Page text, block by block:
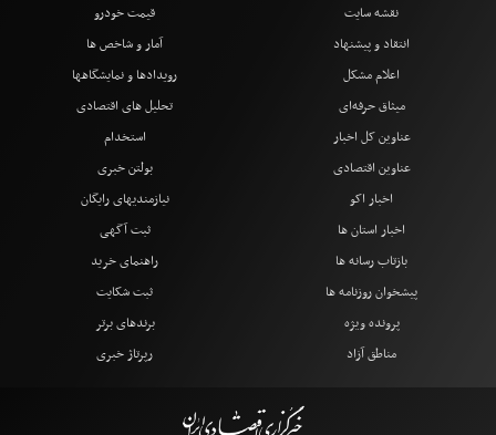
نقشه سایت
انتقاد و پیشنهاد
اعلام مشکل
میثاق حرفه‌ای
قیمت خودرو
آمار و شاخص ها
رویدادها و نمایشگاهها
تحلیل های اقتصادی
عناوین کل اخبار
عناوین اقتصادی
اخبار اکو
اخبار استان ها
بازتاب رسانه ها
پیشخوان روزنامه ها
پرونده ویژه
مناطق آزاد
استخدام
بولتن خبری
نیازمندیهای رایگان
ثبت آگهی
راهنمای خرید
ثبت شکایت
برندهای برتر
رپرتاژ خبری